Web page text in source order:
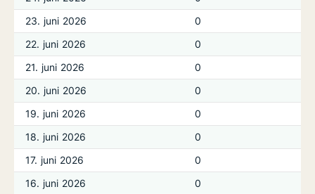
23. juni 2026
0
22. juni 2026
0
21. juni 2026
0
20. juni 2026
0
19. juni 2026
0
18. juni 2026
0
17. juni 2026
0
16. juni 2026
0